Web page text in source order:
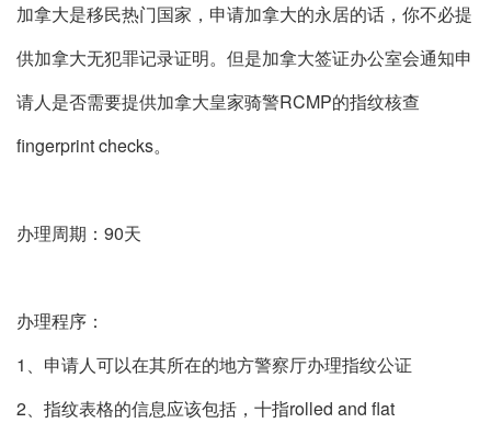
加拿大是移民热门国家，申请加拿大的永居的话，你不必提
供加拿大无犯罪记录证明。但是加拿大签证办公室会通知申
请人是否需要提供加拿大皇家骑警RCMP的指纹核查
fingerprint checks。
办理周期：90天
办理程序：
1、申请人可以在其所在的地方警察厅办理指纹公证
2、指纹表格的信息应该包括，十指rolled and flat